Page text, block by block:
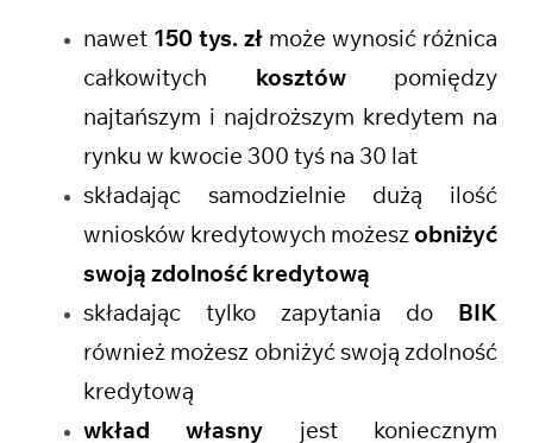
nawet 150 tys. zł może wynosić różnica
całkowitych kosztówpomiędzy
najtańszym i najdroższym kredytem na
rynku w kwocie 300 tyś na 30 lat
składając samodzielnie dużą ilość
wniosków kredytowych możesz obniżyć
swoją zdolność kredytową
składając tylko zapytania do BIK
również możesz obniżyć swoją zdolność
kredytową
wkład własny jest koniecznym